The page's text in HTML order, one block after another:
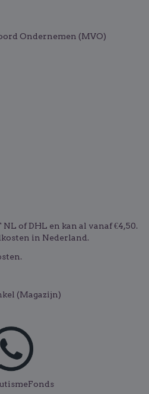
Ondernemen (MVO)
of DHL en kan al vanaf €4,50.
in Nederland.
(Magazijn)